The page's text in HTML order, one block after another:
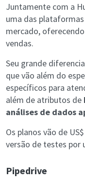
Juntamente com a
uma das
mercado,
vendas.
Seu grande
que vão além do
específicos para
além de atributos de
análises de dados
Os planos vão de
versão de testes por
Pipedrive